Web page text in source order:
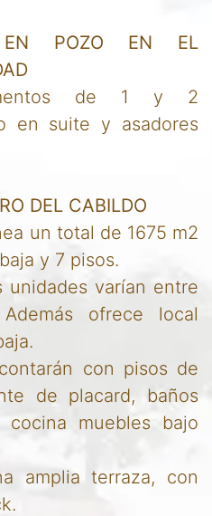
EN POZO EN EL
de 1 y 2
en suite y asadores
DEL CABILDO
un total de 1675 m2
y 7 pisos.
unidades varían entre
ofrece local
con pisos de
de placard, baños
muebles bajo
amplia terraza, con